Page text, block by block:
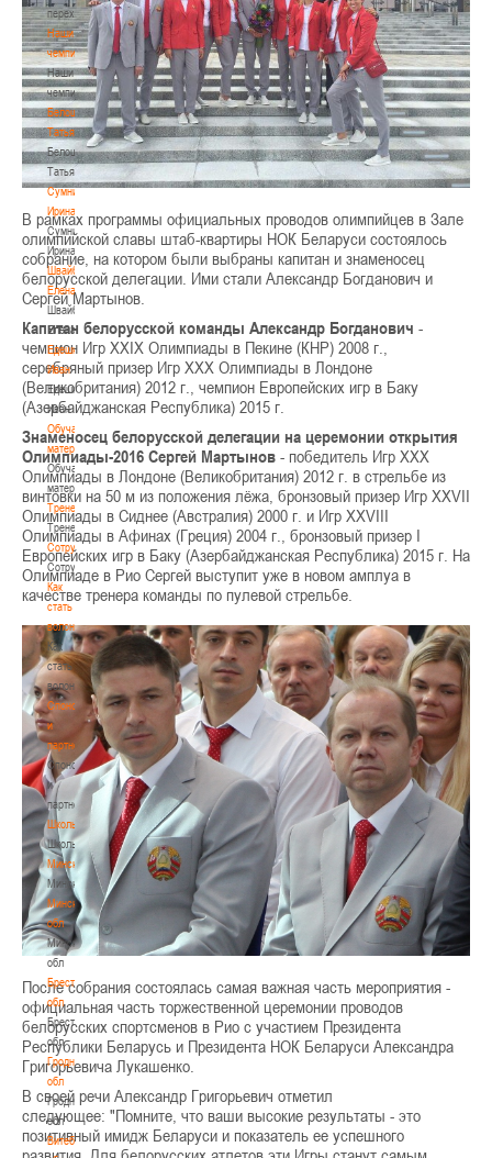
переходах
Наши
чемпионы
Наши
чемпионы
Белошапко
Татьяна
Белошапко
Татьяна
Сумникова
Ирина
Сумникова
Ирина
Швайбович
Елена
Швайбович
Елена
Едешко
Иван
Едешко
Иван
Обучающие
материалы
Обучающие
материалы
Тренерам
Тренерам
Сотрудничество
Сотрудничество
Как
стать
волонтером
Как
стать
волонтером
Спонсоры
и
партнеры
Спонсоры
и
партнеры
Школы
Школы
Минск
Минск
Минская
обл
Минская
обл
Брестская
обл
Брестская
обл
Гродненская
обл
Гродненская
обл
Витебская
В рамках программы официальных проводов олимпийцев в Зале
олимпийской славы штаб-квартиры НОК Беларуси состоялось
собрание, на котором были выбраны капитан и знаменосец
белорусской делегации. Ими стали Александр Богданович и
Сергей Мартынов.
Капитан белорусской команды Александр Богданович -
чемпион Игр XXIX Олимпиады в Пекине (КНР) 2008 г.,
серебряный призер Игр XXX Олимпиады в Лондоне
(Великобритания) 2012 г., чемпион Европейских игр в Баку
(Азербайджанская Республика) 2015 г.
Знаменосец белорусской делегации на церемонии открытия
Олимпиады-2016 Сергей Мартынов - победитель Игр XXX
Олимпиады в Лондоне (Великобритания) 2012 г. в стрельбе из
винтовки на 50 м из положения лёжа, бронзовый призер Игр XXVII
Олимпиады в Сиднее (Австралия) 2000 г. и Игр XXVIII
Олимпиады в Афинах (Греция) 2004 г., бронзовый призер I
Европейских игр в Баку (Азербайджанская Республика) 2015 г. На
Олимпиаде в Рио Сергей выступит уже в новом амплуа в
качестве тренера команды по пулевой стрельбе.
После собрания состоялась самая важная часть мероприятия -
официальная часть торжественной церемонии проводов
белорусских спортсменов в Рио с участием Президента
Республики Беларусь и Президента НОК Беларуси Александра
Григорьевича Лукашенко.
В своей речи Александр Григорьевич отметил
следующее: "Помните, что ваши высокие результаты - это
позитивный имидж Беларуси и показатель ее успешного